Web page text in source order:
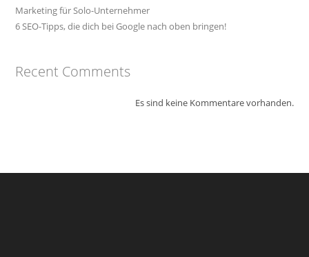
Marketing für Solo-Unternehmer
6 SEO-Tipps, die dich bei Google nach oben bringen!
Recent Comments
Es sind keine Kommentare vorhanden.